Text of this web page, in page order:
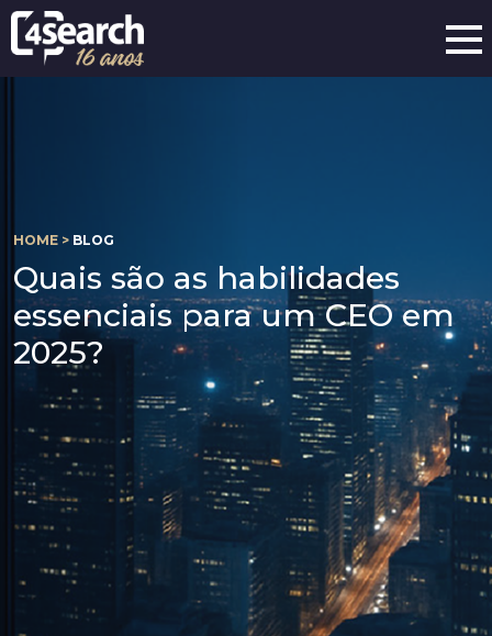
HOME > BLOG
Quais são as habilidades
essenciais para um CEO em
2025?